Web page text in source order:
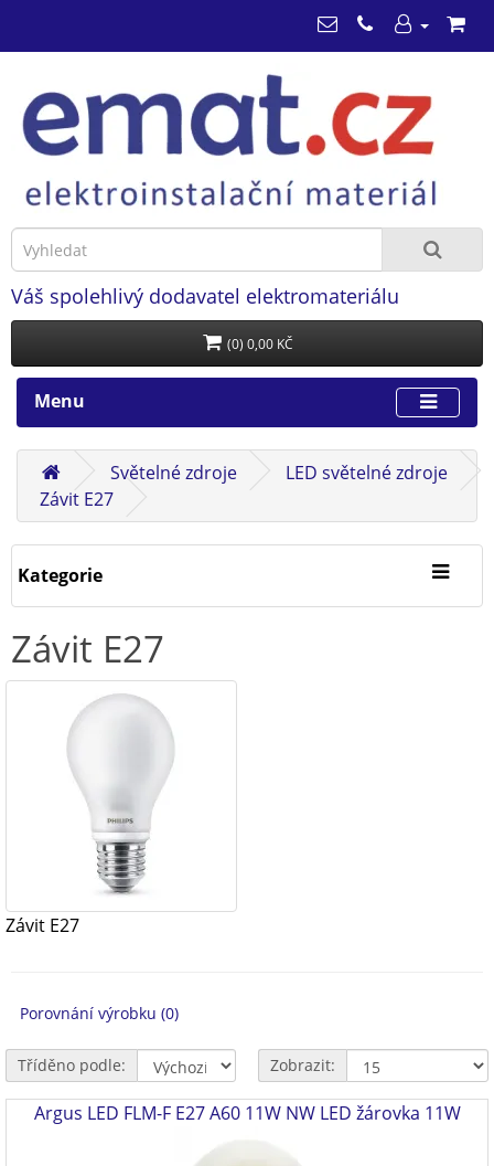
Váš spolehlivý dodavatel elektromateriálu
(0) 0,00 KČ
Menu
Světelné zdroje
LED světelné zdroje
Závit E27
Kategorie
Závit E27
Závit E27
Porovnání výrobku (0)
Tříděno podle: Zobrazit:
Argus LED FLM-F E27 A60 11W NW LED žárovka 11W